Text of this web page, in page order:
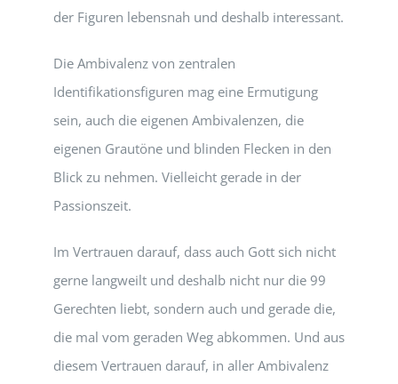
der Figuren lebensnah und deshalb interessant.
Die Ambivalenz von zentralen
Identifikationsfiguren mag eine Ermutigung
sein, auch die eigenen Ambivalenzen, die
eigenen Grautöne und blinden Flecken in den
Blick zu nehmen. Vielleicht gerade in der
Passionszeit.
Im Vertrauen darauf, dass auch Gott sich nicht
gerne langweilt und deshalb nicht nur die 99
Gerechten liebt, sondern auch und gerade die,
die mal vom geraden Weg abkommen. Und aus
diesem Vertrauen darauf, in aller Ambivalenz